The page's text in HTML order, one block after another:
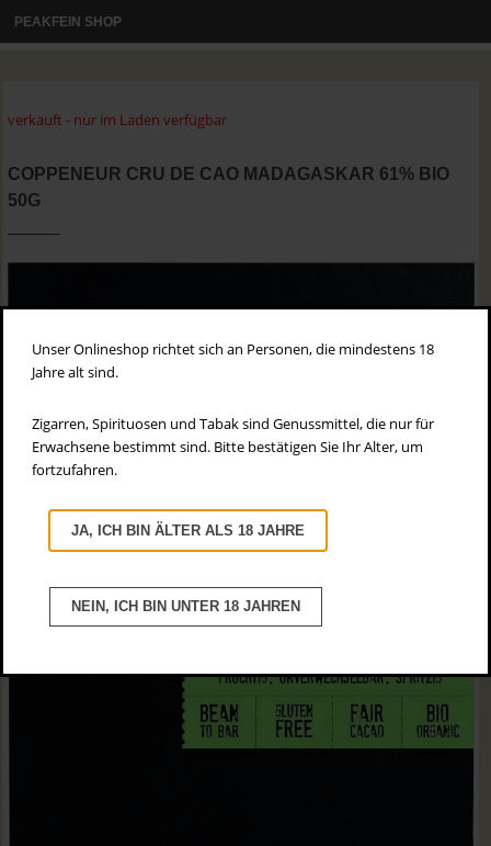
PEAKFEIN SHOP
verkauft - nur im Laden verfügbar
COPPENEUR CRU DE CAO MADAGASKAR 61% BIO
50G
Unser Onlineshop richtet sich an Personen, die mindestens 18
Jahre alt sind.
Zigarren, Spirituosen und Tabak sind Genussmittel, die nur für
Erwachsene bestimmt sind. Bitte bestätigen Sie Ihr Alter, um
fortzufahren.
JA, ICH BIN ÄLTER ALS 18 JAHRE
NEIN, ICH BIN UNTER 18 JAHREN